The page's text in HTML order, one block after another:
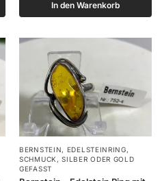
In den Warenkorb
BERNSTEIN, EDELSTEINRING,
SCHMUCK,SILBER ODER GOLD
GEFASST